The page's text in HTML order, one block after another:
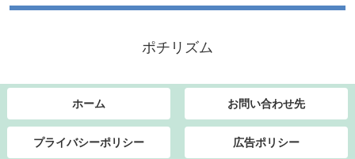
ポチリズム
ホーム お問い合わせ先
プライバシーポリシー 広告ポリシー